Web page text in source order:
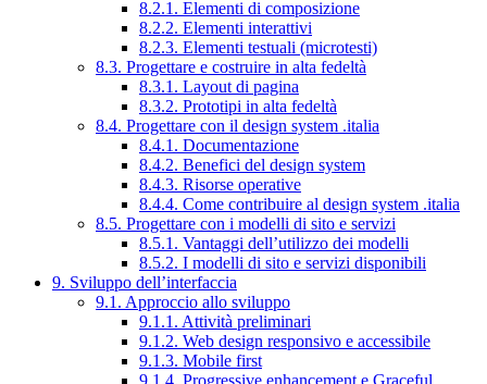
8.2.1. Elementi di composizione
8.2.2. Elementi interattivi
8.2.3. Elementi testuali (microtesti)
8.3. Progettare e costruire in alta fedeltà
8.3.1. Layout di pagina
8.3.2. Prototipi in alta fedeltà
8.4. Progettare con il design system .italia
8.4.1. Documentazione
8.4.2. Benefici del design system
8.4.3. Risorse operative
8.4.4. Come contribuire al design system .italia
8.5. Progettare con i modelli di sito e servizi
8.5.1. Vantaggi dell’utilizzo dei modelli
8.5.2. I modelli di sito e servizi disponibili
9. Sviluppo dell’interfaccia
9.1. Approccio allo sviluppo
9.1.1. Attività preliminari
9.1.2. Web design responsivo e accessibile
9.1.3. Mobile first
9.1.4. Progressive enhancement e Graceful